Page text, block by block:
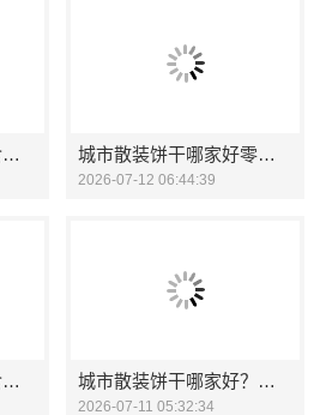
散装果冻成人推荐零食大明星 城市散装饼干哪家好零食大明星
2026-07-12 06:44:39
最新网红果冻推荐零食大明星 城市散装饼干哪家好？零食大明星口碑佳
2026-07-11 05:32:34